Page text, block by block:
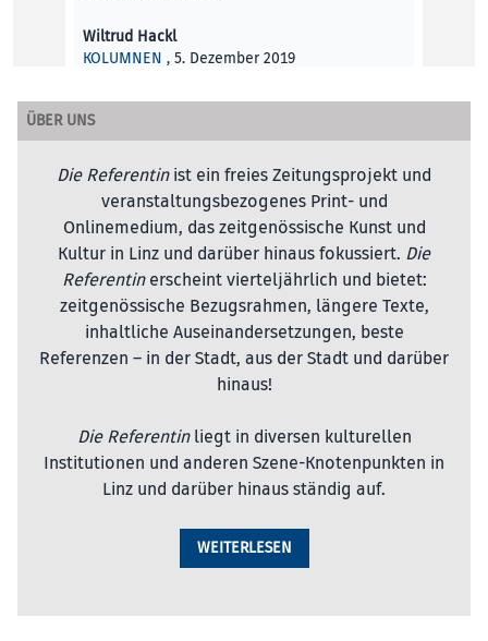
Wiltrud Hackl
KOLUMNEN , 5. Dezember 2019
ÜBER UNS
Die Referentinist ein freies Zeitungsprojekt und
veranstaltungsbezogenes Print- und
Onlinemedium, das zeitgenössische Kunst und
Kultur in Linz und darüber hinaus fokussiert. Die
Referentinerscheint vierteljährlich und bietet:
zeitgenössische Bezugsrahmen, längere Texte,
inhaltliche Auseinandersetzungen, beste
Referenzen – in der Stadt, aus der Stadt und darüber
hinaus!
Die Referentinliegt in diversen kulturellen
Institutionen und anderen Szene-Knotenpunkten in
Linz und darüber hinaus ständig auf.
WEITERLESEN